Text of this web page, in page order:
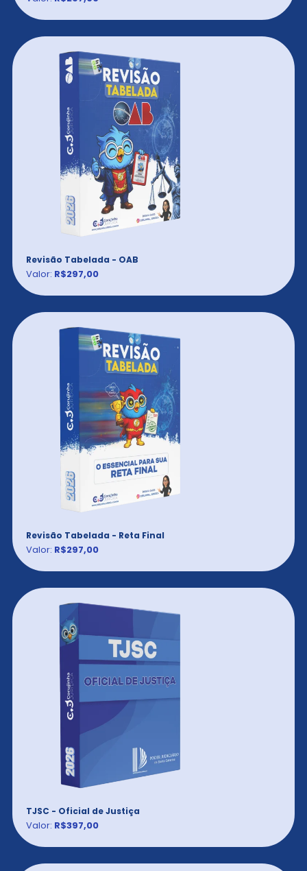
Revisão Tabelada - OAB
Valor: R$297,00
Revisão Tabelada - Reta Final
Valor: R$297,00
TJSC - Oficial de Justiça
Valor: R$397,00